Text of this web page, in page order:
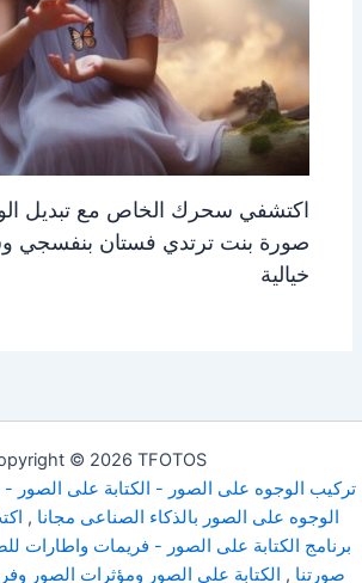
اكتشفي سحرك الخاص مع تبديل
صورة بنت ترتدي فستان بنفسجي
خيالية
© 2026 TFOTOS
تركيب الوجوه على الصور - الكتابة على الصور
الوجوه على الصور بالذكاء الصناعى مجانا ,
برنامج الكتابة على الصور - فريمات واطارات
صورتنا , الكتابة على الصور ومؤثرات الصور